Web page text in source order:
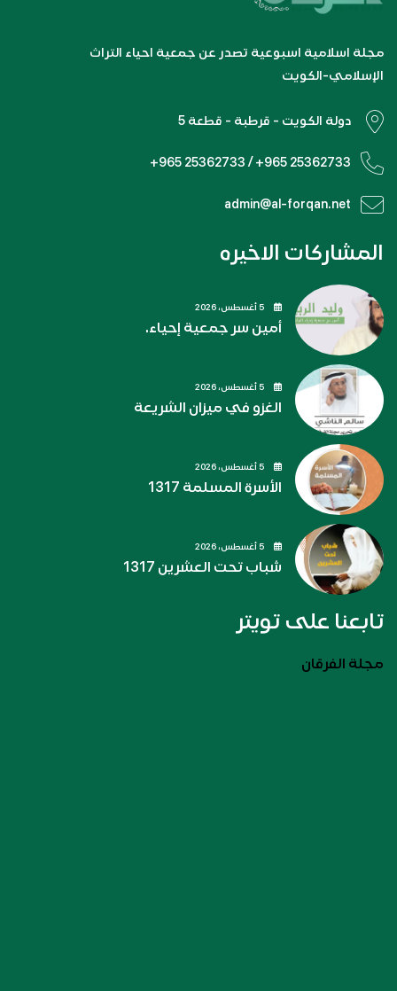
مجلة اسلامية اسبوعية تصدر عن جمعية احياء التراث
الإسلامي-الكويت
دولة الكويت - قرطبة - قطعة 5
+965 25362733 / +965 25362733
admin@al-forqan.net
المشاركات الاخيره
أمين سر جمعية إحياء.
الغزو في ميزان الشريعة
الأسرة المسلمة 1317
شباب تحت العشرين 1317
تابعنا على تويتر
مجلة الفرقان